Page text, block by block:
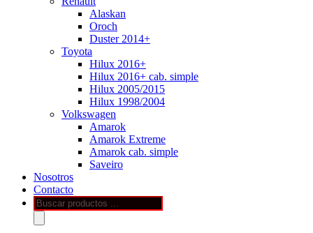
Alaskan
Oroch
Duster 2014+
Toyota
Hilux 2016+
Hilux 2016+ cab. simple
Hilux 2005/2015
Hilux 1998/2004
Volkswagen
Amarok
Amarok Extreme
Amarok cab. simple
Saveiro
Nosotros
Contacto
Búsqueda
de
productos